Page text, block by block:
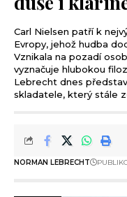
Carl Nielsen patří k
Evropy, jehož hudba
Vznikala na pozadí
vyznačuje hlubokou
Lebrecht dnes
skladatele, který stále
NORMAN LEBRECHT